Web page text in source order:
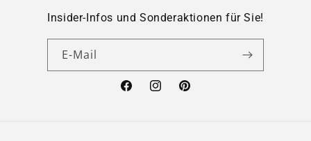
Insider-Infos und Sonderaktionen für Sie!
E-Mail
FacebookInstagramPinterest